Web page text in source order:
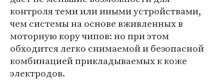
контроля теми или иными устройствами,
чем системы на основе вживленных в
моторную кору чипов: но при этом
обходится легко снимаемой и безопасной
комбинацией прикладываемых к коже
электродов.